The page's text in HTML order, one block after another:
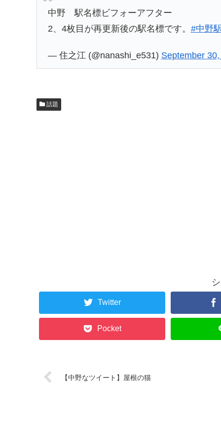
中野 駅名標ビフォーアフター
2、4枚目が再更新後の駅名標です。 #中野駅
— 住之江 (@nanashi_e531) September
話題
Twitter
Pocket
【中野なツイート】屋根の猫